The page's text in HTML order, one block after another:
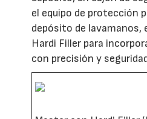
el equipo de protección
depósito de lavamanos,
Hardi Filler para
con precisión y